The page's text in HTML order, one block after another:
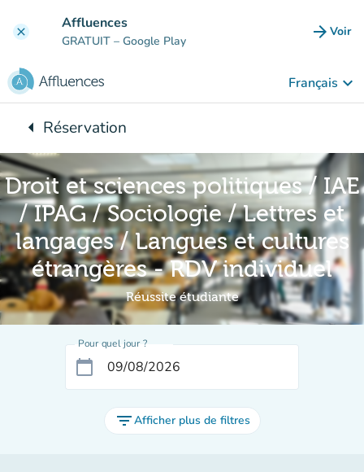
clear Affluences
GRATUIT – Google Play arrow_forward Voir
Français keyboard_arrow_down
arrow_leftRetour à :
Réservation
Droit et sciences politiques / IAE
/ IPAG / Sociologie / Lettres et
langages / Langues et cultures
étrangères - RDV individuel
Réussite étudiante
Pour quel jour ?
calendar_today
filter_listAfficher plus de filtres